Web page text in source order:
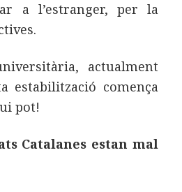
a l’estranger, per la
actualment
estabilització comença
pot!
Catalanes estan mal